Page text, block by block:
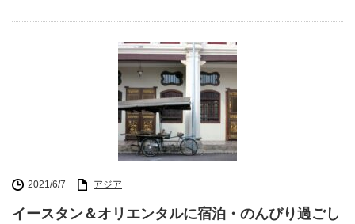
2021/6/7 アジア
イースタン＆オリエンタルに宿泊・のんびり過ごし